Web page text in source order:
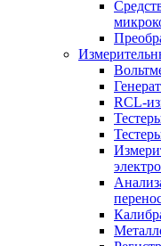
RCL-